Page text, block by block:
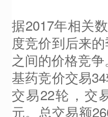
据2017年相关
度竞价到后来
之间的价格竞
基药竞价交易
交易22轮，交
元。总交易额